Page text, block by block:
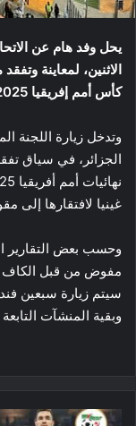
يحل وفد هام عن
الاثنين، لمعاينة
كأس أمم إفريقيا 2025.
وتدخل زيارة اللجنة
الجزائر، في سياق
غينيا لافتقارها إلى
وحسب بعض التقارير
سيتم زيارة سبعين
وبقية المنشآت التابعة
بعثة